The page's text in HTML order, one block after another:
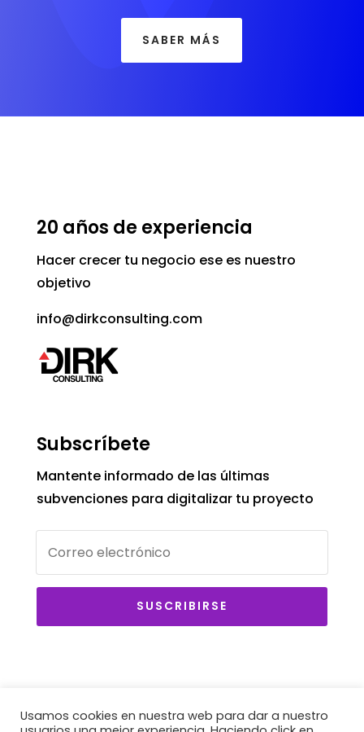
SABER MÁS
20 años de experiencia
Hacer crecer tu negocio ese es nuestro
objetivo
info@dirkconsulting.com
Subscríbete
Mantente informado de las últimas
subvenciones para digitalizar tu proyecto
SUSCRIBIRSE
Usamos cookies en nuestra web para dar a nuestro